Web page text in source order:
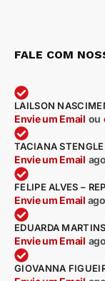
FALE COM
LAILSON
Envie um Email ou
TACIANA STENGLE
Envie um Email
FELIPE ALVES –
Envie um Email
EDUARDA
Envie um Email
GIOVANNA